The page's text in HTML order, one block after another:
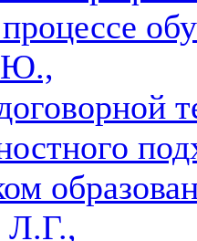
Л.Г.,